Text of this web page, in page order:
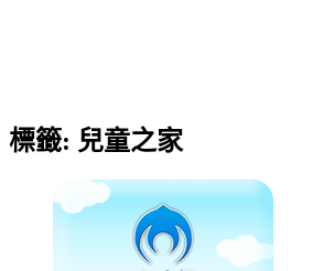
標籤: 兒童之家